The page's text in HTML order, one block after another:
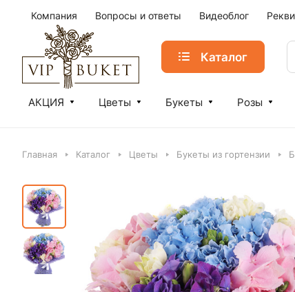
Компания Вопросы и ответы Видеоблог
Каталог
АКЦИЯ Цветы Букеты Розы
Главная Каталог Цветы Букеты из гортензии